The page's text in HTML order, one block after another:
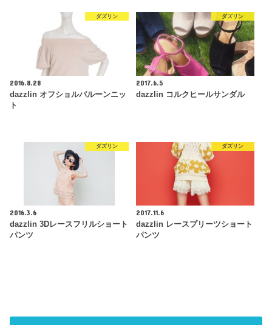
ダズリン
2016.8.28
dazzlin オフショルバルーンニッ
ト
ダズリン
2017.6.5
dazzlin コルクヒールサンダル
ダズリン
2016.3.6
dazzlin 3Dレースフリルショート
パンツ
ダズリン
2017.11.6
dazzlin レースプリーツショート
パンツ